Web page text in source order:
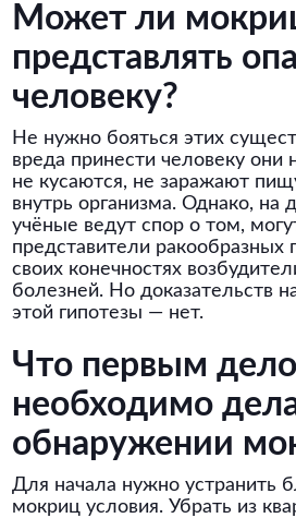
Может ли
представлять
человеку?
Не нужно бояться этих
вреда принести человеку
не кусаются, не заражают
внутрь организма. Однако, на
учёные ведут спор о том,
представители ракообразных
своих конечностях
болезней. Но доказательств
этой гипотезы — нет.
Что первым
необходимо
обнаружении
Для начала нужно устранить
мокриц условия. Убрать из